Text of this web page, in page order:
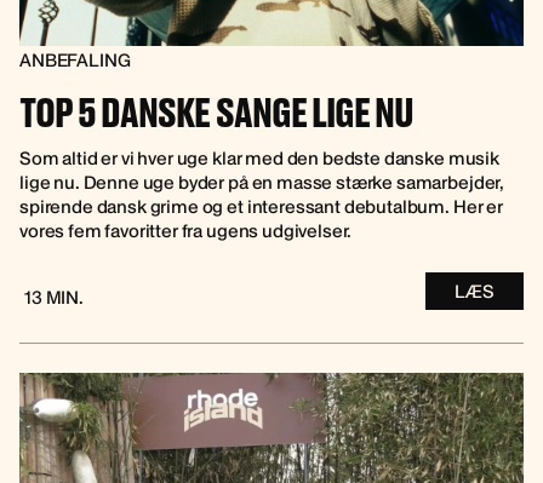
ANBEFALING
TOP 5 DANSKE SANGE LIGE NU
Som altid er vi hver uge klar med den bedste danske musik
lige nu. Denne uge byder på en masse stærke samarbejder,
spirende dansk grime og et interessant debutalbum. Her er
vores fem favoritter fra ugens udgivelser.
13 MIN. LÆS